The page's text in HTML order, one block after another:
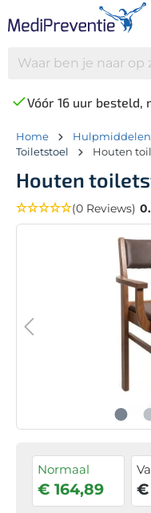
Vóór 16 uur besteld,
Home Hulpmiddelen
Toiletstoel
Houten
Houten
(0 Reviews)
Normaal
€ 164,89 €